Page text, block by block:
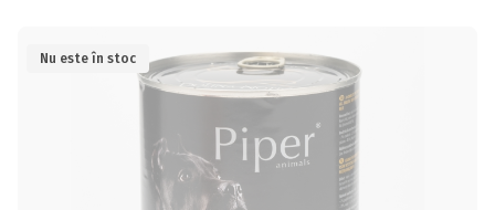
Nu este în stoc